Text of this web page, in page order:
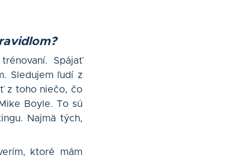
Spájať
Sledujem ľudí z
z toho niečo, čo
Boyle. To sú
Najmä tých,
ktoré mám